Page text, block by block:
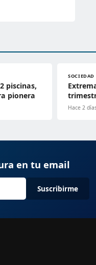
piscinas,
pionera
SOCIEDAD
Hace 2
en tu email
Suscribirme